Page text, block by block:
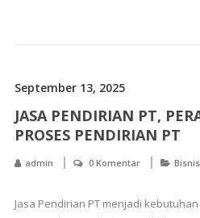
September 13, 2025
JASA PENDIRIAN PT,
PROSES PENDIRIAN PT
admin 0 Komentar Bisnis
Jasa Pendirian PT menjadi